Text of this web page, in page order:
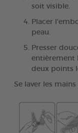
soit visible.
Placer
peau.
Presser
entièrement
deux points
Se laver les